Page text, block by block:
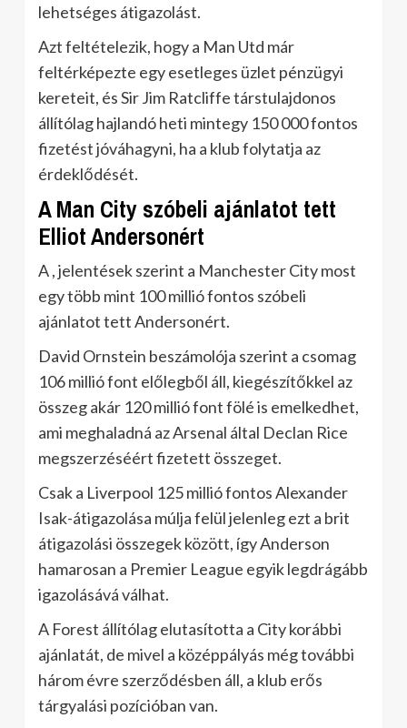
lehetséges átigazolást.
Azt feltételezik, hogy a Man Utd már
feltérképezte egy esetleges üzlet pénzügyi
kereteit, és Sir Jim Ratcliffe társtulajdonos
állítólag hajlandó heti mintegy 150 000 fontos
fizetést jóváhagyni, ha a klub folytatja az
érdeklődését.
A Man City szóbeli ajánlatot tett
Elliot Andersonért
A , jelentések szerint a Manchester City most
egy több mint 100 millió fontos szóbeli
ajánlatot tett Andersonért.
David Ornstein beszámolója szerint a csomag
106 millió font előlegből áll, kiegészítőkkel az
összeg akár 120 millió font fölé is emelkedhet,
ami meghaladná az Arsenal által Declan Rice
megszerzéséért fizetett összeget.
Csak a Liverpool 125 millió fontos Alexander
Isak-átigazolása múlja felül jelenleg ezt a brit
átigazolási összegek között, így Anderson
hamarosan a Premier League egyik legdrágább
igazolásává válhat.
A Forest állítólag elutasította a City korábbi
ajánlatát, de mivel a középpályás még további
három évre szerződésben áll, a klub erős
tárgyalási pozícióban van.